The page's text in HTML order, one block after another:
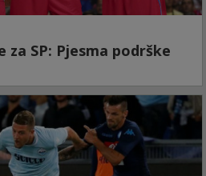
za SP: Pjesma podrške